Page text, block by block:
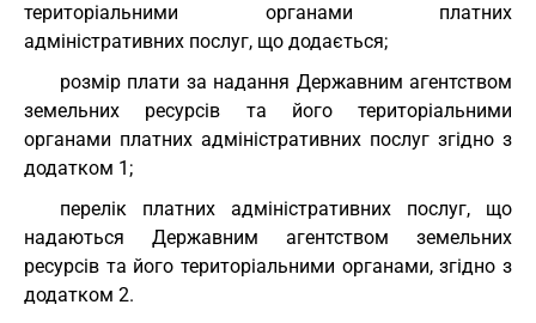
територіальними органами платних
адміністративних послуг, що додається;
розмір плати за надання Державним агентством
земельних ресурсів та його територіальними
органами платних адміністративних послуг згідно з
додатком 1;
перелік платних адміністративних послуг, що
надаються Державним агентством земельних
ресурсів та його територіальними органами, згідно з
додатком 2.